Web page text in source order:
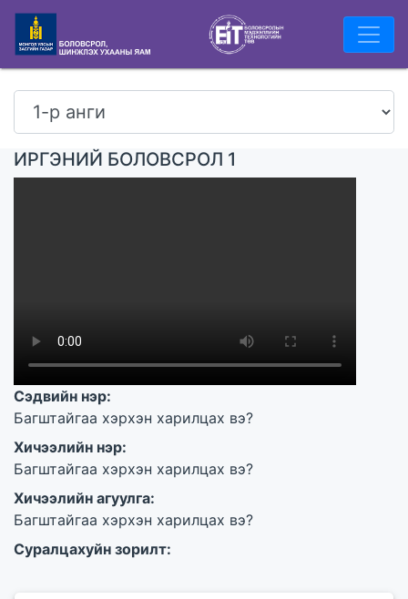
ИРГЭНИЙ БОЛОВСРОЛ 1
Сэдвийн нэр:
Багштайгаа хэрхэн харилцах вэ?
Хичээлийн нэр:
Багштайгаа хэрхэн харилцах вэ?
Хичээлийн агуулга:
Багштайгаа хэрхэн харилцах вэ?
Суралцахуйн зорилт: